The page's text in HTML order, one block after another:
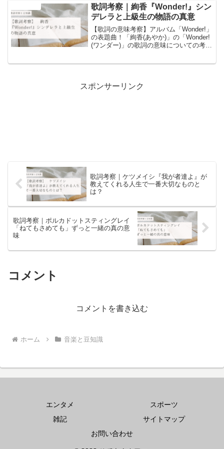
えて深く読み解きます。共犯者として堕
ちていく二人の物語が、歌詞にどう重な
るのかを徹底分析。
歌詞考察｜絢香『Wonder!』シン
デレラと上級生の物語の真意
【歌詞の意味考察】アルバム「Wonder!」
の表題曲！「絢香(あやか)」の「Wonder!
(ワンダー)」の歌詞の意味についての考察
スポンサーリンク
歌詞考察｜ケツメイシ『我が者達よ』が
教えてくれる人生で一番大切なものと
は？
歌詞考察｜ポルカドットスティングレイ
「ねてもさめても」ずっと一緒の真の意
味
コメント
コメントを書き込む
ホーム 音楽と豆知識
エンタメ
スポーツ
雑記
サイトマップ
お問い合わせ